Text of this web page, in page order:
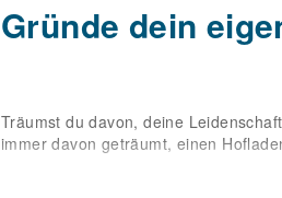
Gründe dein
Träumst du davon, deine
immer davon geträumt, einen
Als Franchisenehmer*in von